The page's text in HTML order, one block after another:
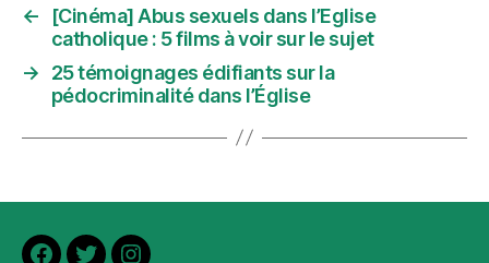
←
[Cinéma] Abus sexuels dans l’Eglise
catholique : 5 films à voir sur le sujet
→
25 témoignages édifiants sur la
pédocriminalité dans l’Église